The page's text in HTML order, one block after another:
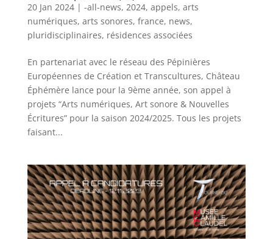
20 Jan 2024| -all-news, 2024, appels, arts
numériques, arts sonores, france, news,
pluridisciplinaires, résidences associées
En partenariat avec le réseau des Pépinières
Européennes de Création et Transcultures, Château
Éphémère lance pour la 9ème année, son appel à
projets “Arts numériques, Art sonore & Nouvelles
Écritures” pour la saison 2024/2025. Tous les projets
faisant...